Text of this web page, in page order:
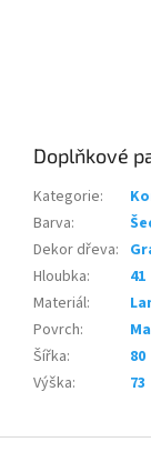
Doplňkové
Kategorie:
Barva:
Dekor dřeva:
Hloubka:
41
Materiál:
Povrch:
Šířka:
80
Výška: 73